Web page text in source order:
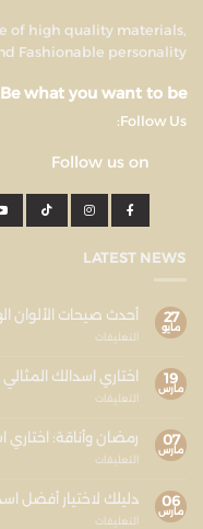
of high quality materials,
Fashionable personality.
Be what you want to be
Follow Us:
Follow us on
LATEST NEWS
27
مايو
أحدث صيحات الألوان
التعليقات
19
مارس
اختاري اسدالك
التعليقات
07
مارس
رمضان وأناقة: اختاري
التعليقات
06
مارس
دليلك لاختيار أفضل
التعليقات